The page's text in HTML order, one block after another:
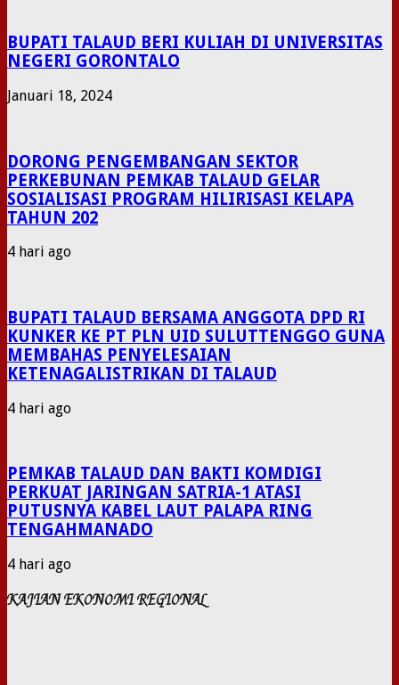
BUPATI TALAUD BERI KULIAH DI UNIVERSITAS
NEGERI GORONTALO
Januari 18, 2024
DORONG PENGEMBANGAN SEKTOR
PERKEBUNAN PEMKAB TALAUD GELAR
SOSIALISASI PROGRAM HILIRISASI KELAPA
TAHUN 202
4 hari ago
BUPATI TALAUD BERSAMA ANGGOTA DPD RI
KUNKER KE PT PLN UID SULUTTENGGO GUNA
MEMBAHAS PENYELESAIAN
KETENAGALISTRIKAN DI TALAUD
4 hari ago
PEMKAB TALAUD DAN BAKTI KOMDIGI
PERKUAT JARINGAN SATRIA-1 ATASI
PUTUSNYA KABEL LAUT PALAPA RING
TENGAHMANADO
4 hari ago
KAJIAN EKONOMI REGIONAL